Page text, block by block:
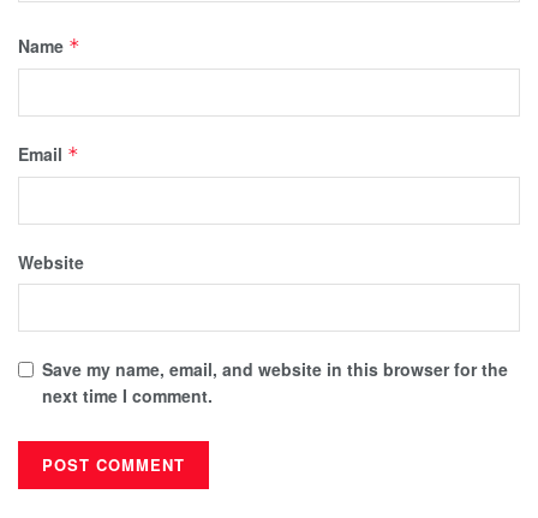
Name *
Email *
Website
Save my name, email, and website in this browser for the
next time I comment.